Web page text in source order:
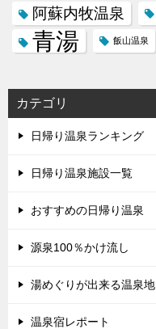
阿蘇内牧温泉
青湯 飯山温泉
カテゴリ
日帰り温泉ランキング
日帰り温泉施設一覧
おすすめの日帰り温泉
源泉100％かけ流し
湯めぐりが出来る温泉地
温泉宿レポート